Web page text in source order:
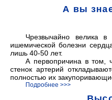
А вы
Чрезвычайно велика в
ишемической болезни
лишь 40-50 лет.
А первопричина в том,
стенок артерий
полностью их
Подробнее >>>